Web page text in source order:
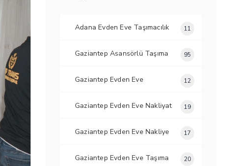
Adana Evden Eve Taşımacılık 11
Gaziantep Asansörlü Taşıma 95
Gaziantep Evden Eve 12
Gaziantep Evden Eve Nakliyat 19
Gaziantep Evden Eve Nakliye 17
Gaziantep Evden Eve Taşıma 20